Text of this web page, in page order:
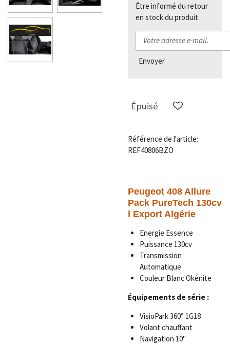
Être informé du retour
en stock du produit
Envoyer
Épuisé
Référence de l'article:
REF40806BZO
Peugeot 408 Allure
Pack PureTech 130cv
l Export Algérie
Energie Essence
Puissance 130cv
Transmission
Automatique
Couleur Blanc Okénite
Équipements de série :
VisioPark 360° 1G18
Volant chauffant
Navigation 10"